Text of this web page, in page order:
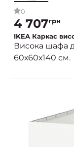
0
4 707грн
IKEA Каркас
Висока шафа
60х60х140 см.